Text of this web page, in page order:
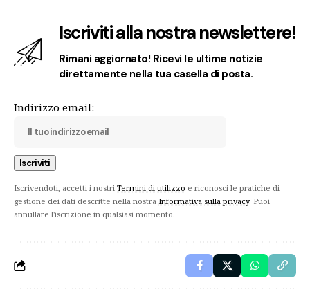
Iscriviti alla nostra newslettere!
Rimani aggiornato! Ricevi le ultime notizie
direttamente nella tua casella di posta.
Indirizzo email:
Iscrivendoti, accetti i nostri Termini di utilizzo e riconosci le pratiche di
gestione dei dati descritte nella nostra Informativa sulla privacy. Puoi
annullare l'iscrizione in qualsiasi momento.